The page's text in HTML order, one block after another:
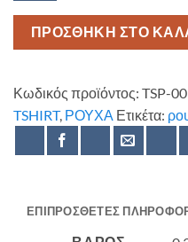
ΠΡΟΣΘΗΚΗ ΣΤΟ
Κωδικός προϊόντος: TSP-
TSHIRT, ΡΟΥΧΑ Ετικέτα:
ΕΠΙΠΡΌΣΘΕΤΕΣ